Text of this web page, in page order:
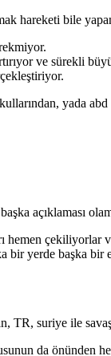
hareketi bile
ve sürekli
yada
açıklaması
hemen çekiliyorlar
bir yerde başka bir
suriye ile
da önünden